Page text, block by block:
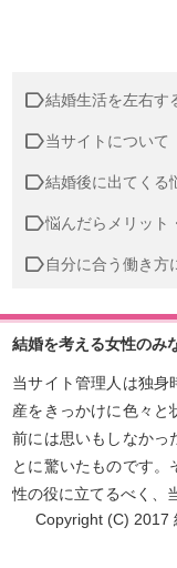
結婚生活を左右す
当サイトについて
結婚後に出てくる
悩んだらメリット
自分に合う働き方
結婚を考える女性のみ
当サイト管理人は独身
産をきっかけに色々と
前には思いもしなかっ
とに驚いたものです。
性の役に立てるべく、
Copyright (C) 2017